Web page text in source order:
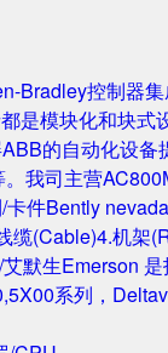
Bradley控制器
是模块化和块
ABB的自动化设备
我司主营
卡件Bently
缆(Cable)4.机架
默生Emerson
系列，